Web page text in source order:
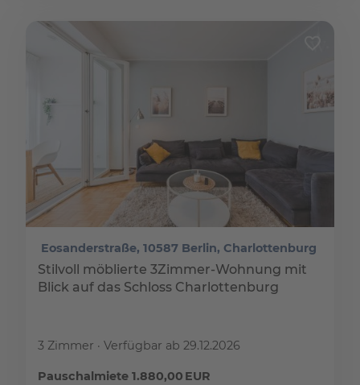
Eosanderstraße, 10587 Berlin, Charlottenburg
Stilvoll möblierte 3Zimmer-Wohnung mit
Blick auf das Schloss Charlottenburg
3 Zimmer Verfügbar ab 29.12.2026
Pauschalmiete 1.880,00 EUR